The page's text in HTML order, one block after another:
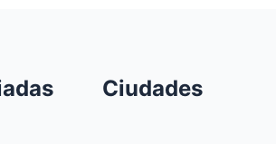
Ciudades